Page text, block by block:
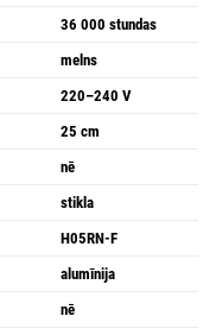
36 000 stundas
melns
220–240 V
25 cm
nē
stikla
H05RN-F
alumīnija
nē